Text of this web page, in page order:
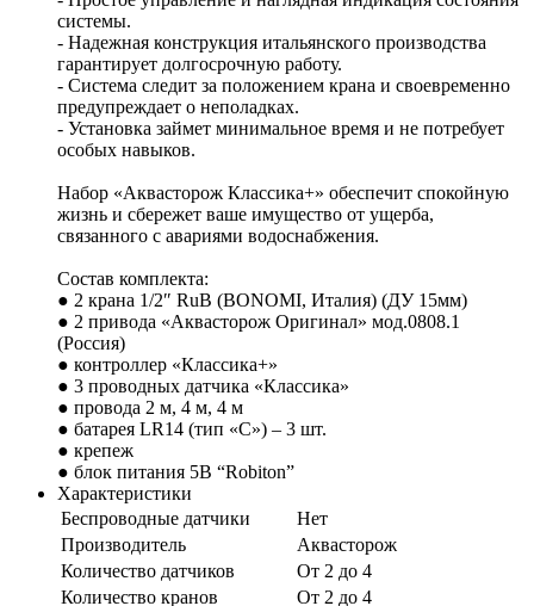
системы.
- Надежная конструкция итальянского производства
гарантирует долгосрочную работу.
- Система следит за положением крана и своевременно
предупреждает о неполадках.
- Установка займет минимальное время и не потребует
особых навыков.
Набор «Аквасторож Классика+» обеспечит спокойную
жизнь и сбережет ваше имущество от ущерба,
связанного с авариями водоснабжения.
Состав комплекта:
● 2 крана 1/2″ RuB (BONOMI, Италия) (ДУ 15мм)
● 2 привода «Аквасторож Оригинал» мод.0808.1
(Россия)
● контроллер «Классика+»
● 3 проводных датчика «Классика»
● провода 2 м, 4 м, 4 м
● батарея LR14 (тип «С») – 3 шт.
● крепеж
● блок питания 5В “Robiton”
Характеристики
Беспроводные датчики
Нет
Производитель
Аквасторож
Количество датчиков
От 2 до 4
Количество кранов
От 2 до 4